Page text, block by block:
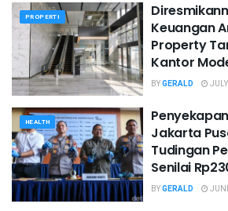
PROPERTI
Keuangan
Property
Kantor
BYGERALD
HEALTH
Jakarta
Tudingan
Senilai
BYGERALD